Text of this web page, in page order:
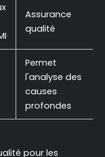
Assurance
qualité
Permet
l'analyse des
causes
profondes
pour les